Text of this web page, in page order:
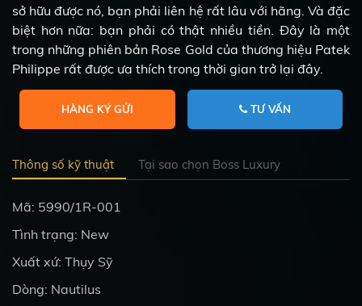
sở hữu được nó, bạn phải liên hệ rất lâu với hãng. Và đặc
biệt hơn nữa: bạn phải có thật nhiều tiền. Đây là một
trong những phiên bản Rose Gold của thương hiệu Patek
Philippe rất được ưa thích trong thời gian trở lại đây.
HÀNG KÝ GỬI TƯ VẤN
Thông số kỹ thuật Tại sao chọn Boss Luxury
Mã: 5990/1R-001
Tình trạng: New
Xuất xứ: Thụy Sỹ
Dòng: Nautilus